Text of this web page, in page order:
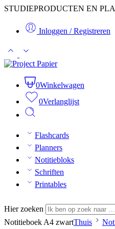
STUDIEPRODUCTEN EN
Inloggen / Registreren
0Winkelwagen
0Verlanglijst
Flashcards
Planners
Notitiebloks
Schriften
Printables
Hier zoeken
Notitieboek A4 zwartThuis